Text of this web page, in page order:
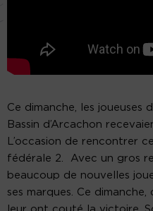
Ce dimanche, les joueuses
Bassin d’Arcachon
L’occasion de rencontrer
fédérale 2. Avec un gros
beaucoup de nouvelles
ses marques. Ce
leur ont couté la victoire.